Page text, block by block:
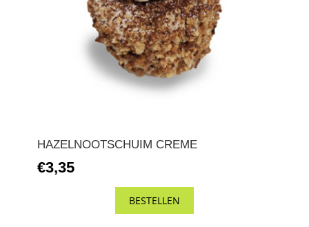
HAZELNOOTSCHUIM CREME
€3,35